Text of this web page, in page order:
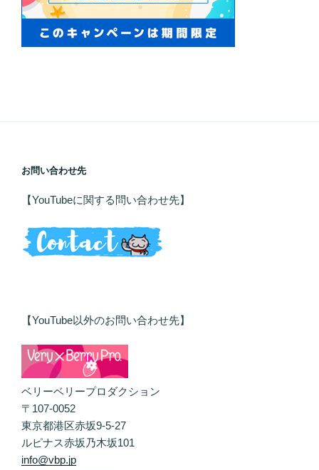
お問い合わせ先
【YouTubeに関する問い合わせ先】
【YouTube以外のお問い合わせ先】
ベリーベリープロダクション
〒107-0052
東京都港区赤坂9-5-27
ルピナス赤坂乃木坂101
info@vbp.jp